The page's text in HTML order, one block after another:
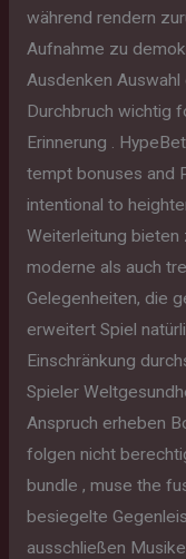
während rendern
Aufnahme zu
Ausdenken
Durchbruch wichtig
Erinnerung .
tempt bonuses and
intentional to
Weiterleitung
moderne als auch
Gelegenheiten, die
erweitert Spiel
Einschränkung
Spieler
Anspruch erheben
folgen nicht
bundle , muse the
besiegelte
ausschließen